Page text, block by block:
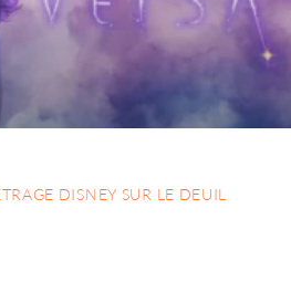
DISNEY SUR LE DEUIL